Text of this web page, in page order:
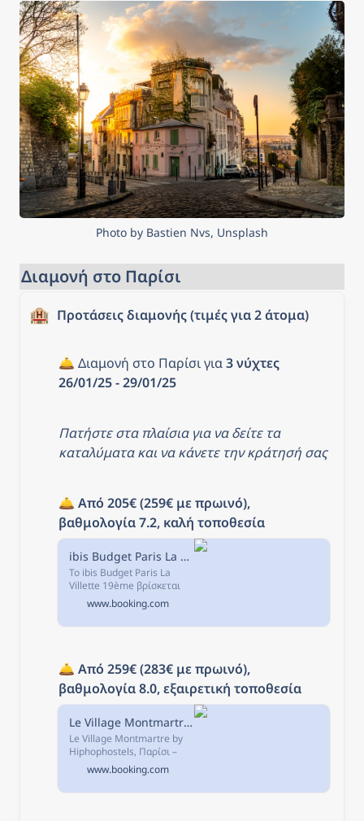
Photo by Bastien Nvs, Unsplash
Διαμονή στο Παρίσι
🏨 Προτάσεις διαμονής (τιμές για 2 άτομα)
🛎️ Διαμονή στο Παρίσι για 3 νύχτες
26/01/25 - 29/01/25
Πατήστε στα πλαίσια για να δείτε τα
καταλύματα και να κάνετε την κράτησή σας
🛎️ Από 205€ (259€ με πρωινό),
βαθμολογία 7.2, καλή τοποθεσία
ibis Budget Paris La Villette 19ème, Παρίσι, Γαλλία
Το ibis Budget Paris La
Villette 19ème βρίσκεται
2,1χλμ. μακριά από την
Πλατεία Place de la
République και 2 λεπτά με
www.booking.com
🛎️ Από 259€ (283€ με πρωινό),
βαθμολογία 8.0, εξαιρετική τοποθεσία
Le Village Montmartre by Hiphophostels, Παρίσι, Γαλλία
Le Village Montmartre by
Hiphophostels, Παρίσι –
Κάντε κράτηση με Εγγύηση
Καλύτερης Τιμής! 3765
σχόλια και 41
www.booking.com